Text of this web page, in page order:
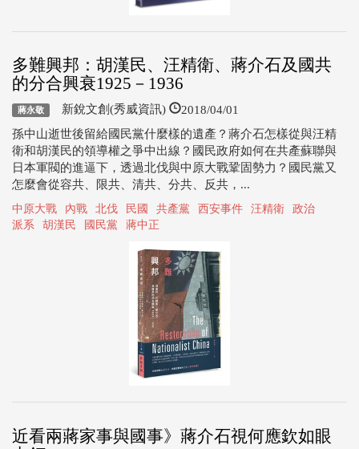
多難興邦：胡漢民、汪精衛、蔣介石及國共
的分合興衰1925－1936
蔣永敬 新銳文創(秀威資訊) 2018/04/01
孫中山逝世後留給國民黨什麼樣的遺產？蔣介石怎樣從與汪精
衛和胡漢民的領導權之爭中出線？國民政府如何在共產蘇聯與
日本軍閥的進逼下，透過北伐與中原大戰鞏固勢力？國民黨又
怎麼會從容共、限共、清共、分共、反共，...
中原大戰 內戰 北伐 民國 共產黨 西安事件 汪精衛
政治
派系
胡漢民 國民黨 蔣中正
近看兩蔣家事與國事》蔣介石視何應欽如眼